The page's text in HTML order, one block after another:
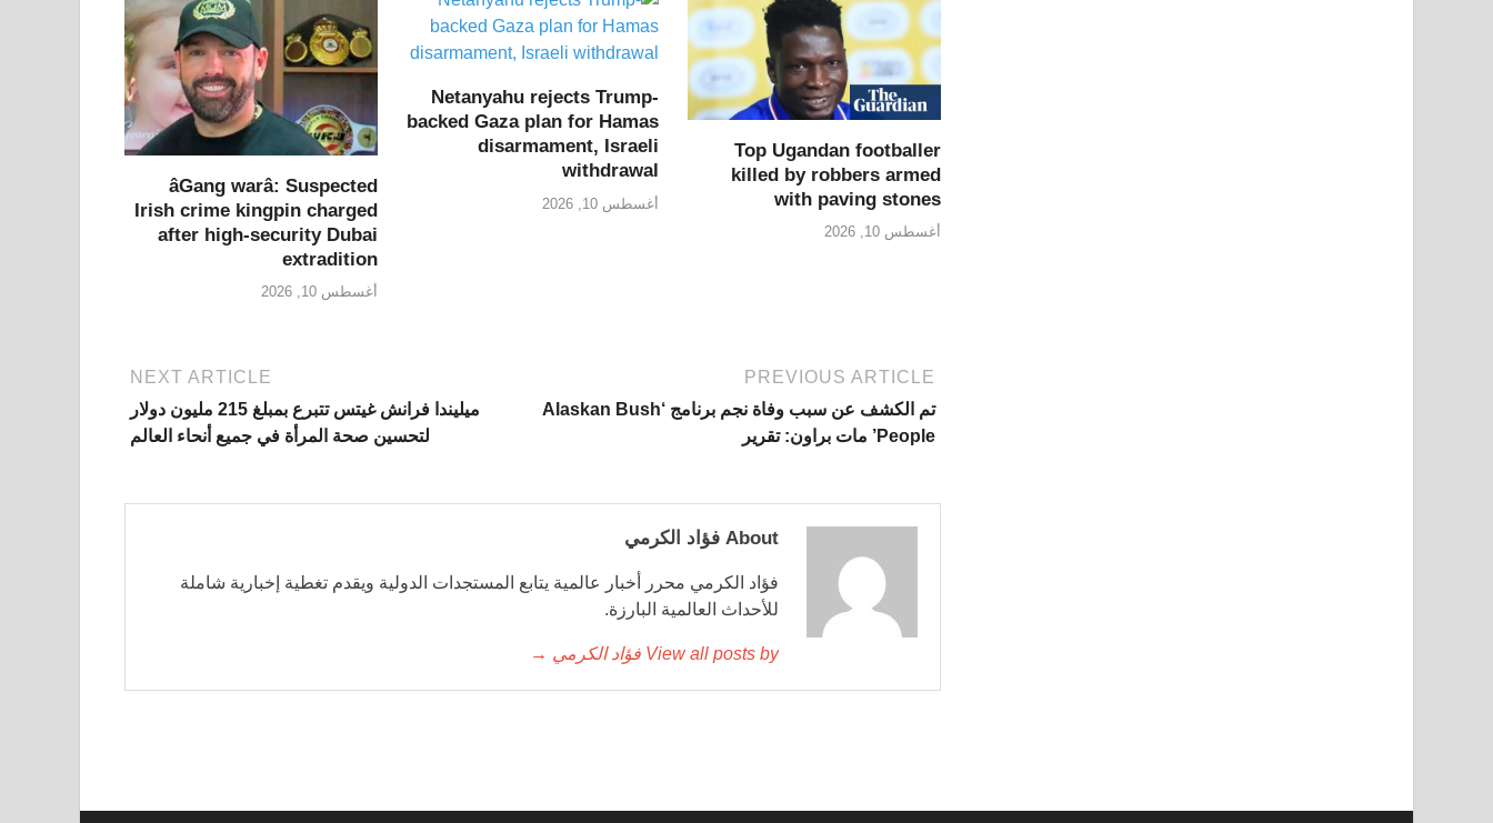
Top Ugandan footballer
killed by robbers armed
with paving stones
أغسطس 10, 2026
Netanyahu rejects Trump-
backed Gaza plan for Hamas
disarmament, Israeli
withdrawal
أغسطس 10, 2026
âGang warâ: Suspected
Irish crime kingpin charged
after high-security Dubai
extradition
أغسطس 10, 2026
PREVIOUS ARTICLE
تم الكشف عن سبب وفاة نجم برنامج ‘Alaskan Bush
People’ مات براون: تقرير
NEXT ARTICLE
ميليندا فرانش غيتس تتبرع بمبلغ 215 مليون دولار
لتحسين صحة المرأة في جميع أنحاء العالم
About فؤاد الكرمي
فؤاد الكرمي محرر أخبار عالمية يتابع المستجدات الدولية ويقدم تغطية إخبارية شاملة
للأحداث العالمية البارزة.
View all posts by فؤاد الكرمي →